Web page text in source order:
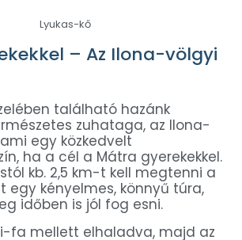
Lyukas-kő
– Az Ilona-völgyi
található hazánk
zuhataga, az Ilona-
egy közkedvelt
ha a cél a Mátra gyerekekkel.
kb. 2,5 km-t kell megtenni a
egy kényelmes, könnyű túra,
időben is jól fog esni.
fa mellett elhaladva, majd az